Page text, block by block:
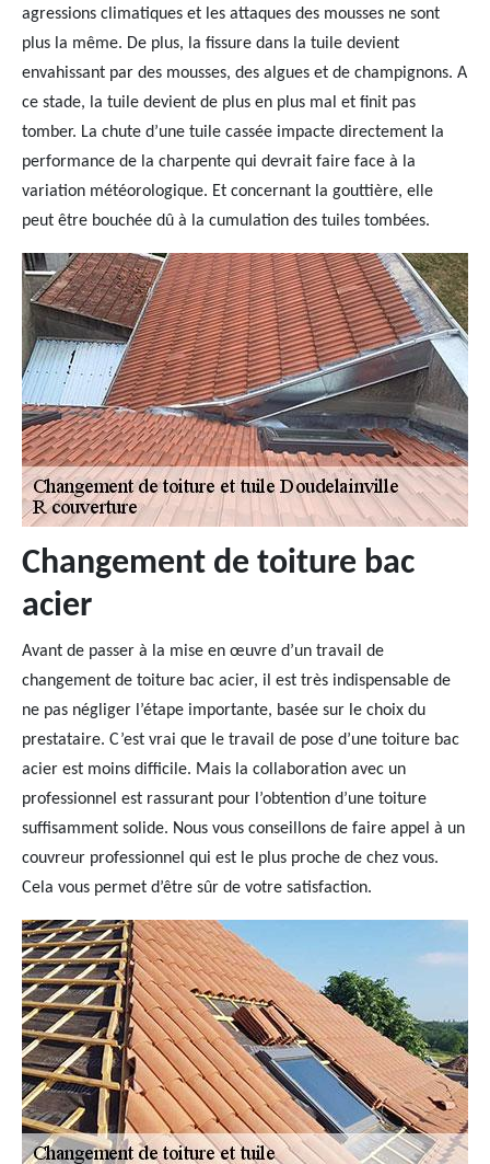
agressions climatiques et les attaques des mousses ne sont
plus la même. De plus, la fissure dans la tuile devient
envahissant par des mousses, des algues et de champignons. A
ce stade, la tuile devient de plus en plus mal et finit pas
tomber. La chute d’une tuile cassée impacte directement la
performance de la charpente qui devrait faire face à la
variation météorologique. Et concernant la gouttière, elle
peut être bouchée dû à la cumulation des tuiles tombées.
Changement de toiture bac
acier
Avant de passer à la mise en œuvre d’un travail de
changement de toiture bac acier, il est très indispensable de
ne pas négliger l’étape importante, basée sur le choix du
prestataire. C’est vrai que le travail de pose d’une toiture bac
acier est moins difficile. Mais la collaboration avec un
professionnel est rassurant pour l’obtention d’une toiture
suffisamment solide. Nous vous conseillons de faire appel à un
couvreur professionnel qui est le plus proche de chez vous.
Cela vous permet d’être sûr de votre satisfaction.